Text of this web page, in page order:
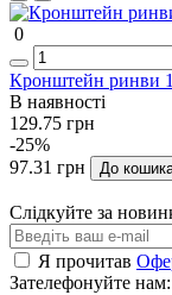
0
Кронштейн ринви
В наявності
129.75 грн
-25%
97.31 грн
До
Слідкуйте за
Я прочитав
Зателефонуйте нам: